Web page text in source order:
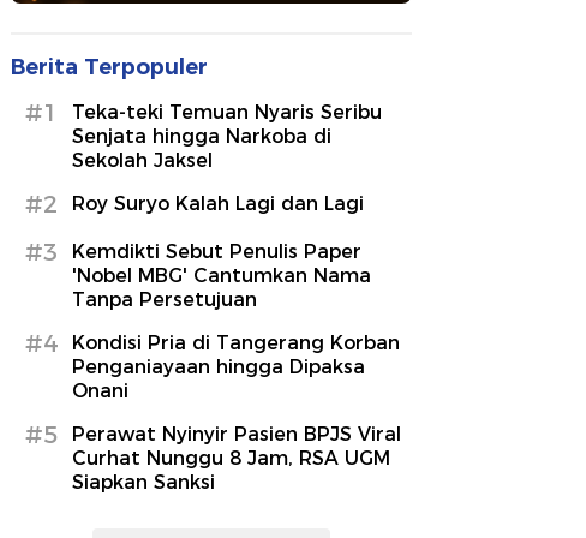
Berita Terpopuler
#1
Teka-teki Temuan Nyaris Seribu
Senjata hingga Narkoba di
Sekolah Jaksel
#2 Roy Suryo Kalah Lagi dan Lagi
#3
Kemdikti Sebut Penulis Paper
'Nobel MBG' Cantumkan Nama
Tanpa Persetujuan
#4
Kondisi Pria di Tangerang Korban
Penganiayaan hingga Dipaksa
Onani
#5
Perawat Nyinyir Pasien BPJS Viral
Curhat Nunggu 8 Jam, RSA UGM
Siapkan Sanksi